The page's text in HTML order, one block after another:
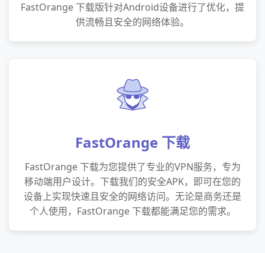
FastOrange 下载版针对Android设备进行了优化，提
供流畅且安全的网络体验。
FastOrange 下载
FastOrange 下载为您提供了专业的VPN服务，专为
移动端用户设计。下载我们的安全APK，即可在您的
设备上实现快速且安全的网络访问。无论是商务还是
个人使用，FastOrange 下载都能满足您的需求。